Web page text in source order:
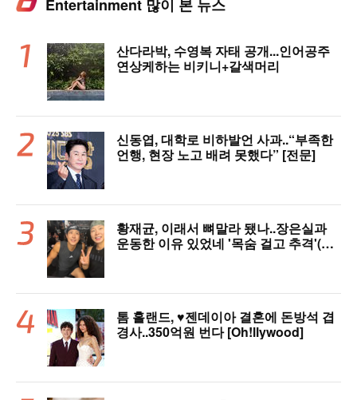
Entertainment 많이 본 뉴스
산다라박, 수영복 자태 공개...인어공주
연상케하는 비키니+갈색머리
신동엽, 대학로 비하발언 사과..“부족한
언행, 현장 노고 배려 못했다” [전문]
황재균, 이래서 뼈말라 됐나..장은실과
운동한 이유 있었네 '목숨 걸고 추격'(술
톰 홀랜드, ♥︎젠데이아 결혼에 돈방석 겹
경사..350억원 번다 [Oh!llywood]